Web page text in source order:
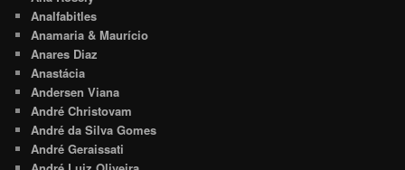
Analfabitles
Anamaria & Maurício
Anares Diaz
Anastácia
Andersen Viana
André Christovam
André da Silva Gomes
André Geraissati